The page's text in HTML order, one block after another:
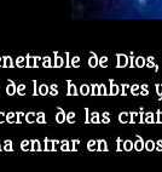
de
los hombres
de las
entrar en